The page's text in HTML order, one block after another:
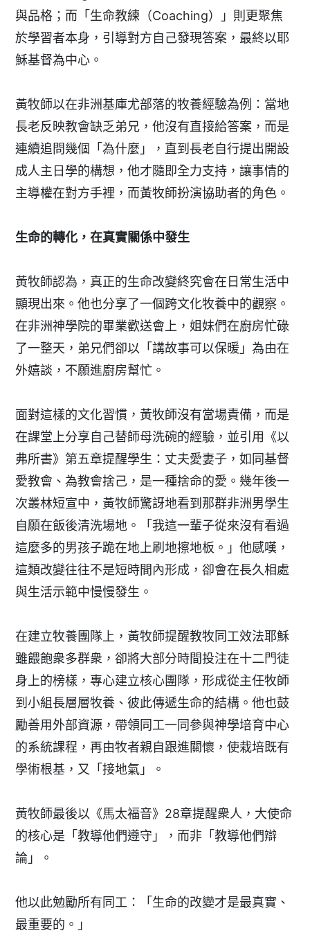
與品格；而「生命教練（Coaching）」則更聚焦
於學習者本身，引導對方自己發現答案，最終以耶
穌基督為中心。
黃牧師以在非洲基庫尤部落的牧養經驗為例：當地
長老反映教會缺乏弟兄，他沒有直接給答案，而是
連續追問幾個「為什麼」，直到長老自行提出開設
成人主日學的構想，他才隨即全力支持，讓事情的
主導權在對方手裡，而黃牧師扮演協助者的角色。
生命的轉化，在真實關係中發生
黃牧師認為，真正的生命改變終究會在日常生活中
顯現出來。他也分享了一個跨文化牧養中的觀察。
在非洲神學院的畢業歡送會上，姐妹們在廚房忙碌
了一整天，弟兄們卻以「講故事可以保暖」為由在
外嬉談，不願進廚房幫忙。
面對這樣的文化習慣，黃牧師沒有當場責備，而是
在課堂上分享自己替師母洗碗的經驗，並引用《以
弗所書》第五章提醒學生：丈夫愛妻子，如同基督
愛教會、為教會捨己，是一種捨命的愛。幾年後一
次叢林短宣中，黃牧師驚訝地看到那群非洲男學生
自願在飯後清洗場地。「我這一輩子從來沒有看過
這麼多的男孩子跪在地上刷地擦地板。」他感嘆，
這類改變往往不是短時間內形成，卻會在長久相處
與生活示範中慢慢發生。
在建立牧養團隊上，黃牧師提醒教牧同工效法耶穌
雖餵飽衆多群衆，卻將大部分時間投注在十二門徒
身上的榜樣，專心建立核心團隊，形成從主任牧師
到小組長層層牧養、彼此傳遞生命的結構。他也鼓
勵善用外部資源，帶領同工一同參與神學培育中心
的系統課程，再由牧者親自跟進關懷，使栽培既有
學術根基，又「接地氣」。
黃牧師最後以《馬太福音》28章提醒衆人，大使命
的核心是「教導他們遵守」，而非「教導他們辯
論」。
他以此勉勵所有同工：「生命的改變才是最真實、
最重要的。」